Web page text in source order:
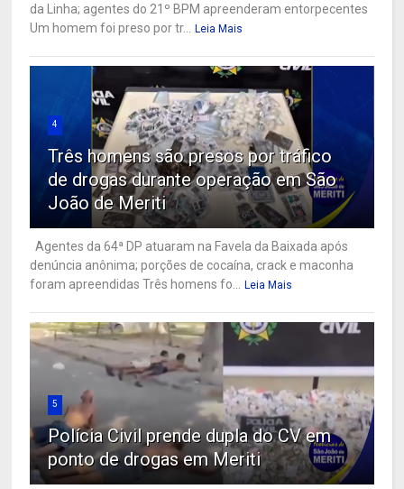
da Linha; agentes do 21º BPM apreenderam entorpecentes
Um homem foi preso por tr...
Leia Mais
4
Três homens são presos por tráfico
de drogas durante operação em São
João de Meriti
Agentes da 64ª DP atuaram na Favela da Baixada após
denúncia anônima; porções de cocaína, crack e maconha
foram apreendidas Três homens fo...
Leia Mais
5
Polícia Civil prende dupla do CV em
ponto de drogas em Meriti